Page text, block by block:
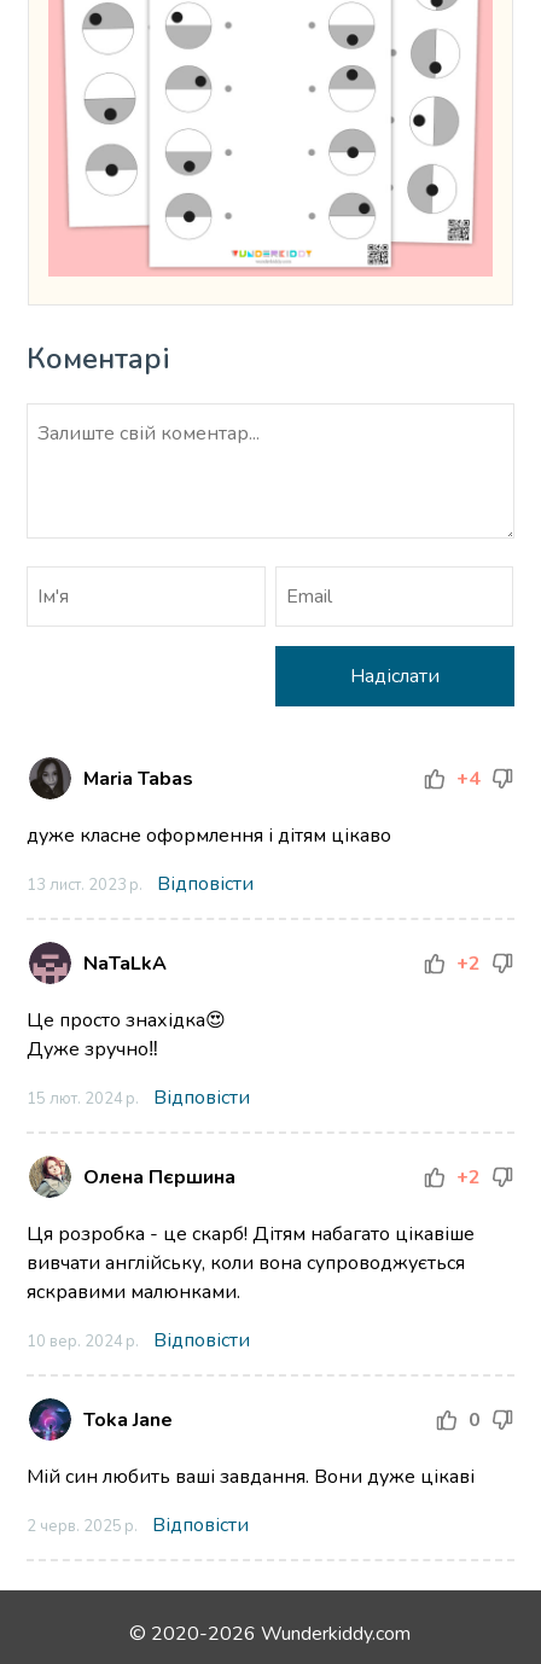
Коментарі
Maria Tabas +4
дуже класне оформлення і дітям цікаво
13 лист. 2023 р. Відповісти
NaTaLkA +2
Це просто знахідка😍
Дуже зручно‼️
15 лют. 2024 р. Відповісти
Олена Пєршина +2
Ця розробка - це скарб! Дітям набагато цікавіше
вивчати англійську, коли вона супроводжується
яскравими малюнками.
10 вер. 2024 р. Відповісти
Toka Jane 0
Мій син любить ваші завдання. Вони дуже цікаві
2 черв. 2025 р. Відповісти
© 2020-2026 Wunderkiddy.com